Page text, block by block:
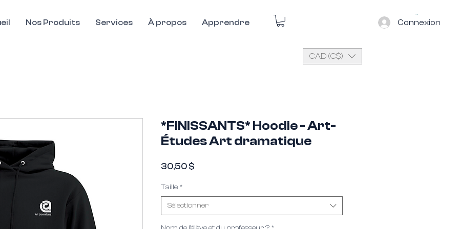
Nos Produits Services À propos Apprendre Connexion
Veuillez actualiser la page pour réessayer.
*FINISSANTS* Hoodie - Art-
Études Art dramatique
30,50 $Prix
Taille *
Sélectionner
CAD (C$)